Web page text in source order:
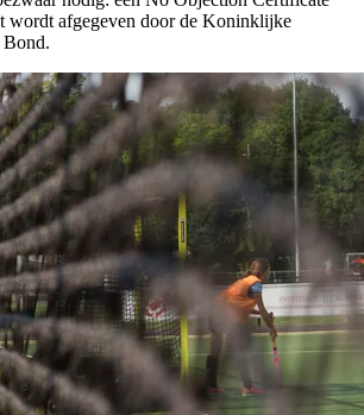
wordt afgegeven door de Koninklijke
Bond.